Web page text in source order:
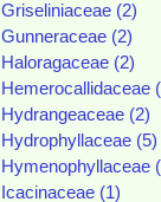
Griseliniaceae (2)
Gunneraceae (2)
Haloragaceae (2)
Hemerocallidaceae
Hydrangeaceae (2)
Hydrophyllaceae (5)
Hymenophyllaceae
Icacinaceae (1)